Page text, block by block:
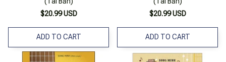
$20.99 USD
ADD TO CART
$20.99 USD
ADD TO CART